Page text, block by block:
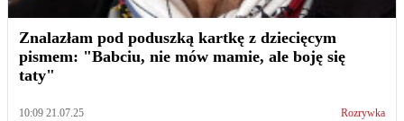
Znalazłam pod poduszką kartkę z dziecięcym
pismem: "Babciu, nie mów mamie, ale boję się
taty"
10:09 21.07.25 Rozrywka